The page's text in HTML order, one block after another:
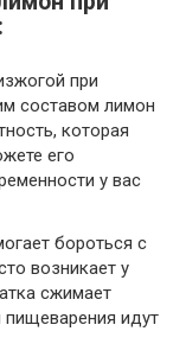
при
составом лимон
которая
его
у вас
бороться с
возникает у
сжимает
пищеварения идут